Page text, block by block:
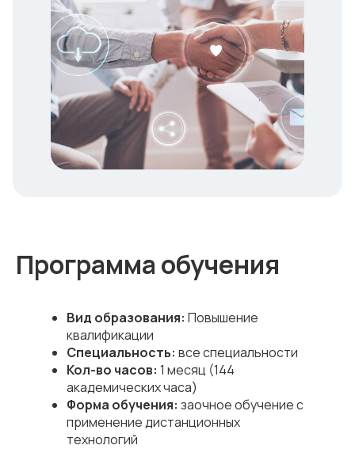
Программа обучения
Вид образования: Повышение
квалификации
Специальность: все специальности
Кол-во часов: 1 месяц (144
академических часа)
Форма обучения: заочное обучение с
применение дистанционных
технологий